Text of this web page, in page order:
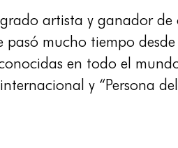
artista y ganador
mucho tiempo
en todo el
y “Persona